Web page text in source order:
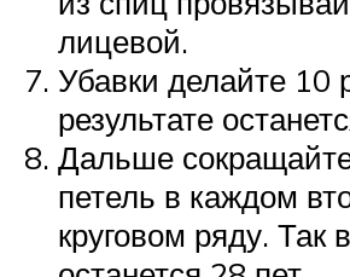
лицевой.
Убавки делайте 10
результате
Дальше
петель в каждом
круговом ряду. Так